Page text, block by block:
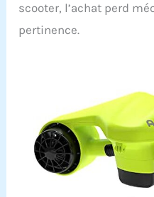
scooter, l’achat perd
pertinence.